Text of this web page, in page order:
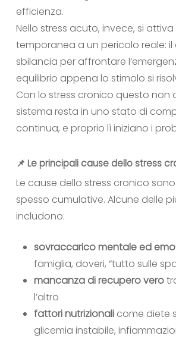
efficienza.
Nello stress acuto, invece, si
temporanea a un pericolo reale: il
sbilancia per affrontare
equilibrio appena lo stimolo si
Con lo stress cronico questo non
sistema resta in uno stato di
continua, e proprio lì iniziano i
📌 Le principali cause dello stress
Le cause dello stress cronico
spesso cumulative. Alcune delle
includono:
sovraccarico mentale ed
famiglia, doveri, “tutto sulle
mancanza di recupero vero
l’altro
fattori nutrizionalicome diete
glicemia instabile,